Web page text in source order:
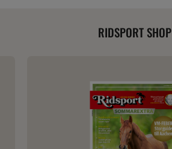
RIDSPORT SHOP